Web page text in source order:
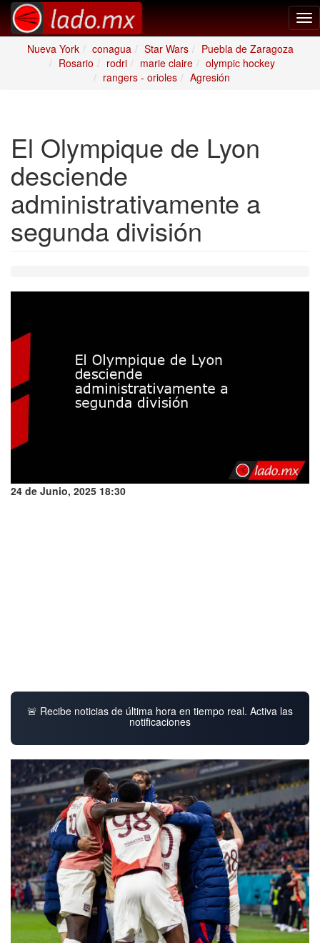
Nueva York
conagua Star Wars
Puebla de Zaragoza
Rosario
rodri marie claire
olympic hockey
rangers - orioles
Agresión
El Olympique de Lyon
desciende
administrativamente a
segunda división
24 de Junio, 2025 18:30
🚨 Recibe noticias de última hora en tiempo real. Activa las
notificaciones